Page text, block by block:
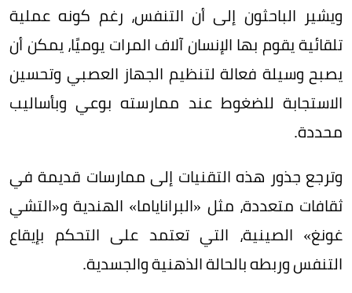
ويشير الباحثون إلى أن التنفس، رغم كونه عملية
تلقائية يقوم بها الإنسان آلاف المرات يوميًا، يمكن أن
يصبح وسيلة فعالة لتنظيم الجهاز العصبي وتحسين
الاستجابة للضغوط عند ممارسته بوعي وبأساليب
محددة.
وترجع جذور هذه التقنيات إلى ممارسات قديمة في
ثقافات متعددة، مثل «البراناياما» الهندية و«التشي
غونغ» الصينية، التي تعتمد على التحكم بإيقاع
التنفس وربطه بالحالة الذهنية والجسدية.